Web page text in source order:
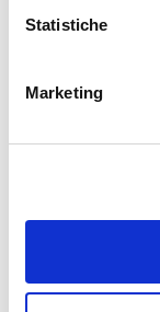
Statistiche
Marketing
27 July 2026
17 July 2026
MULTI-
SHOW-
26 January